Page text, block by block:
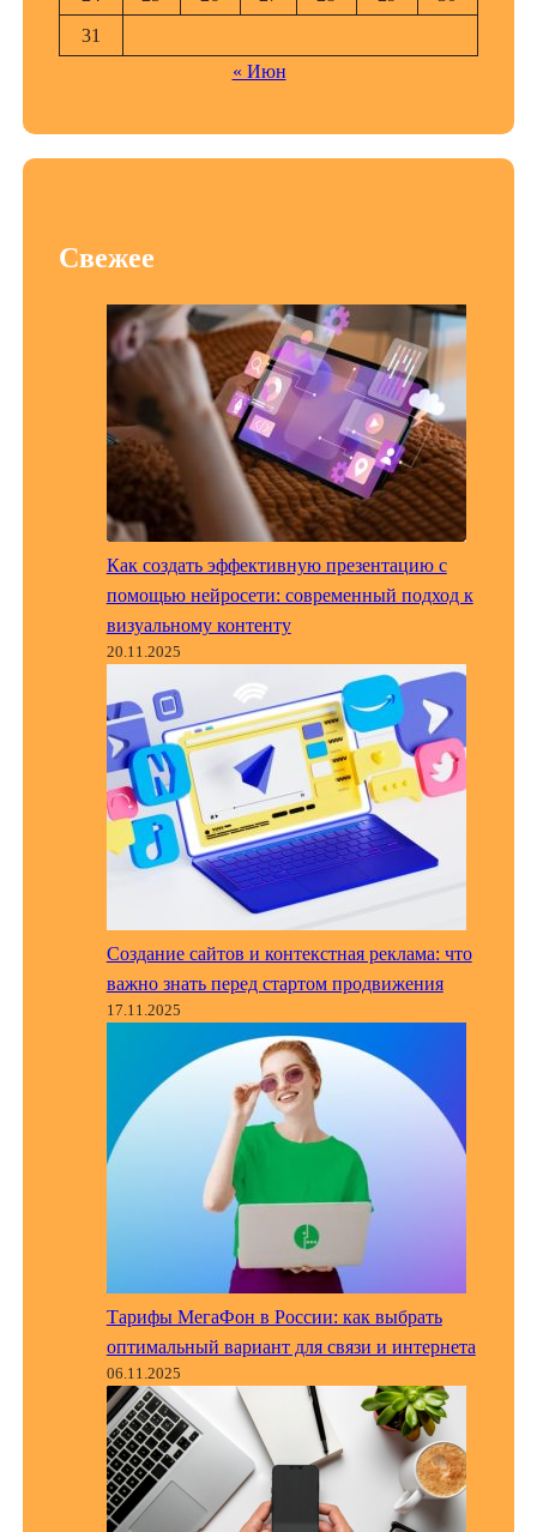
31
« Июн
Свежее
Как создать эффективную презентацию с
помощью нейросети: современный подход к
визуальному контенту
20.11.2025
Создание сайтов и контекстная реклама: что
важно знать перед стартом продвижения
17.11.2025
Тарифы МегаФон в России: как выбрать
оптимальный вариант для связи и интернета
06.11.2025